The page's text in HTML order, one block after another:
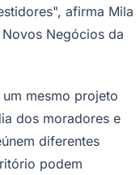
afirma Mila
Negócios da
mesmo projeto
dos moradores e
diferentes
podem